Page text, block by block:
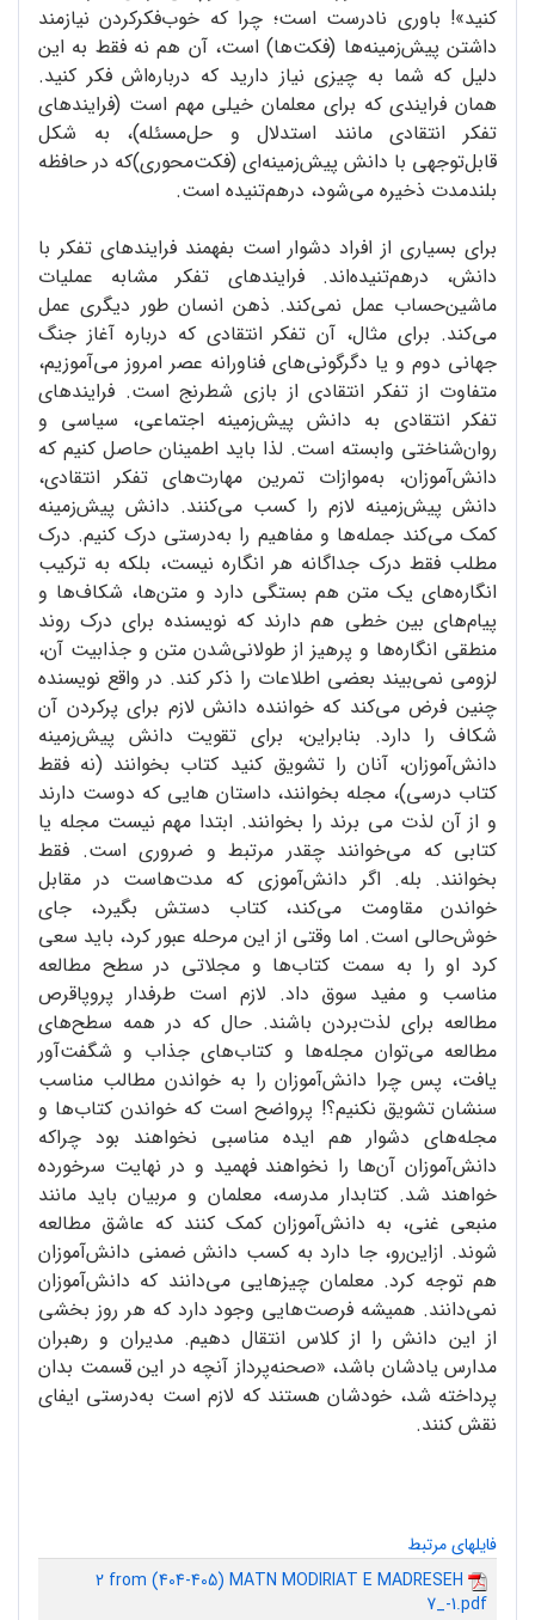
کنید»! باوری نادرست است؛ چرا که خوب‌فکرکردن نیازمند
داشتن پیش‌زمینه‌ها (فکت‌ها) است، آن هم نه فقط به این
دلیل که شما به چیزی نیاز دارید که درباره‌اش فکر کنید.
همان فرایندی که برای معلمان خیلی مهم است (فرایندهای
تفکر انتقادی مانند استدلال و حل‌‌مسئله)، به شکل
قابل‌توجهی با دانش پیش‌زمینه‌ای (فکت‌محوری)که در حافظه
بلندمدت ذخیره می‌شود، درهم‌تنیده است.
برای بسیاری از افراد دشوار است بفهمند فرایندهای تفکر با
دانش، درهم‌تنیده‌اند. فرایندهای تفکر مشابه عملیات
ماشین‌حساب عمل نمی‌کند. ذهن انسان طور دیگری عمل
می‌کند. برای مثال، آن تفکر انتقادی که درباره آغاز جنگ
جهانی دوم و یا دگرگونی‌های فناورانه عصر امروز می‌آموزیم،
متفاوت از تفکر انتقادی از بازی شطرنج است. فرایندهای
تفکر انتقادی به دانش پیش‌زمینه اجتماعی، سیاسی و
روان‌شناختی وابسته است. لذا باید اطمینان حاصل کنیم که
دانش‌آموزان، به‌موازات تمرین مهارت‌های تفکر انتقادی،
دانش پیش‌زمینه لازم را کسب می‌کنند. دانش پیش‌زمینه
کمک می‌کند جمله‌ها و مفاهیم را به‌درستی درک کنیم. درک
مطلب فقط درک جداگانه هر انگاره نیست، بلکه به ترکیب
انگاره‌های یک متن هم بستگی دارد و متن‌ها، شکاف‌ها و
پیام‌های بین خطی هم دارند که نویسنده برای درک روند
منطقی انگاره‌ها و پرهیز از طولانی‌شدن متن و جذابیت آن،
لزومی نمی‌بیند بعضی اطلاعات را ذکر کند. در واقع نویسنده
چنین فرض می‌کند که خواننده دانش لازم برای پرکردن آن
شکاف را دارد. بنابراین، برای تقویت دانش پیش‌زمینه
دانش‌آموزان، آنان را تشویق کنید کتاب بخوانند (نه فقط
کتاب درسی)، مجله بخوانند، داستان هایی که دوست دارند
و از آن لذت می برند را بخوانند. ابتدا مهم نیست مجله یا
کتابی که می‌خوانند چقدر مرتبط و ضروری است. فقط
بخوانند. بله. اگر دانش‌آموزی که مدت‌هاست در مقابل
خواندن مقاومت می‌کند، کتاب دستش بگیرد، جای
خوش‌حالی است. اما وقتی از این مرحله عبور کرد، باید سعی
کرد او را به سمت کتاب‌ها و مجلاتی در سطح مطالعه
مناسب و مفید سوق داد. لازم است طرفدار پروپاقرص
مطالعه برای لذت‌بردن باشند. حال که در همه سطح‌های
مطالعه می‌توان مجله‌ها و کتاب‌های جذاب و شگفت‌آور
یافت، پس چرا دانش‌آموزان را به خواندن مطالب مناسب
سنشان تشویق نکنیم؟! پرواضح است که خواندن کتاب‌ها و
مجله‌های دشوار هم ایده مناسبی نخواهند بود چراکه
دانش‌آموزان آن‌ها را نخواهند فهمید و در نهایت سرخورده
خواهند شد. کتابدار مدرسه، معلمان و مربیان باید مانند
منبعی غنی، به دانش‌آموزان کمک کنند که عاشق مطالعه
شوند. ازاین‌رو، جا دارد به کسب دانش ضمنی دانش‌آموزان
هم توجه کرد. معلمان چیزهایی می‌دانند که دانش‌آموزان
نمی‌دانند. همیشه فرصت‌هایی وجود دارد که هر روز بخشی
از این دانش را از کلاس انتقال دهیم. مدیران و رهبران
مدارس یادشان باشد، «صحنه‌پرداز آنچه در این قسمت بدان
پرداخته شد، خودشان هستند که لازم است به‌درستی ایفای
نقش کنند.
فایلهای مرتبط
2 from (404-405) MATN MODIRIAT E MADRESEH
7_-1.pdf